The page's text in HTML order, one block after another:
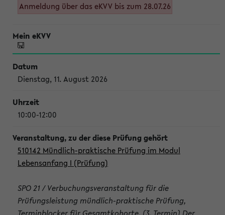
Anmeldung über das eKVV bis zum 28.07.26
Dienstag, 11. August 2026
10:00-12:00
510142 Mündlich-praktische Prüfung im Modul
Lebensanfang I (Prüfung)
SPO 21 / Verbuchungsveranstaltung für die
Prüfungsleistung mündlich-praktische Prüfung,